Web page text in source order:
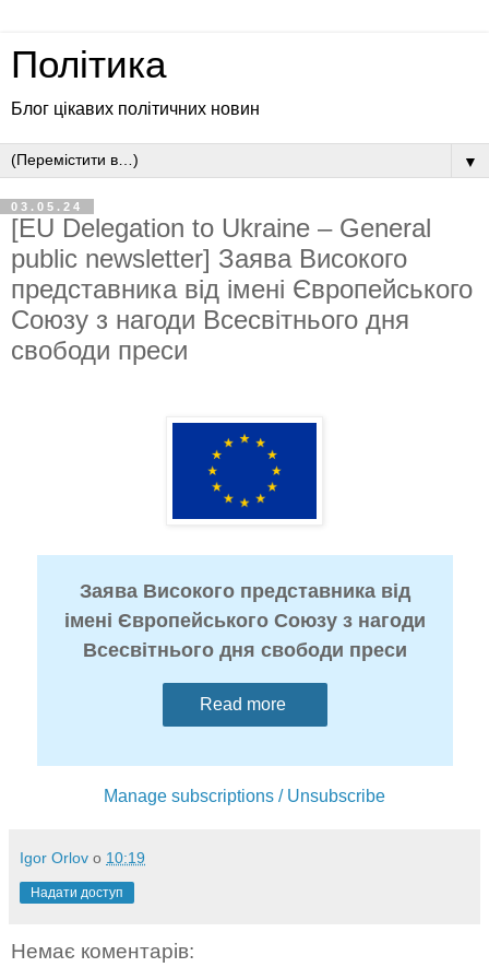
Політика
Блог цікавих політичних новин
▼
03.05.24
[EU Delegation to Ukraine – General
public newsletter] Заява Високого
представника від імені Європейського
Союзу з нагоди Всесвітнього дня
свободи преси
Заява Високого представника від
імені Європейського Союзу з нагоди
Всесвітнього дня свободи преси
Read more
Manage subscriptions / Unsubscribe
Igor Orlov о 10:19
Надати доступ
Немає коментарів: